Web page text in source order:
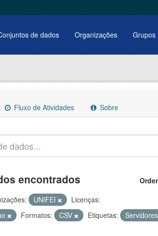
de dados Organizações Grupos
Fluxo de Atividades Sobre
encontrados
UNIFEI
Licenças:
Formatos: CSV Etiquetas: Servidores